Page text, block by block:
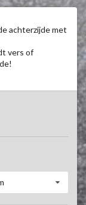
achterzijde met
vers of